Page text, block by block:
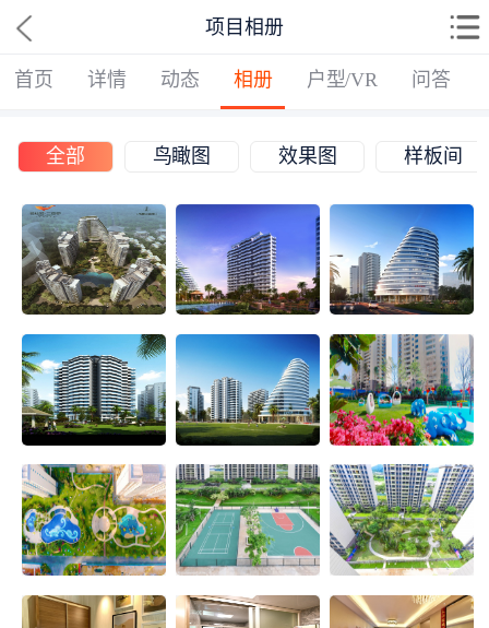
项目相册
首页 详情 动态 相册 户型/VR 问答
全部 鸟瞰图 效果图 样板间